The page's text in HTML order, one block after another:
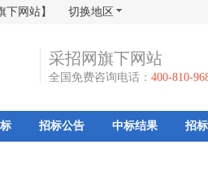
网站】 切换地区
采招网旗下网站
全国免费咨询电话： 400-810-
招标公告 中标结果 招